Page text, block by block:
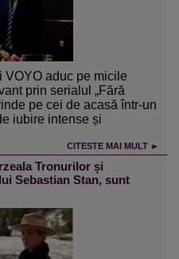
VOYO aduc pe micile
prin serialul „Fără
pe cei de acasă într-un
iubire intense și
CITESTE MAI MULT ►
Tronurilor și
Sebastian Stan, sunt